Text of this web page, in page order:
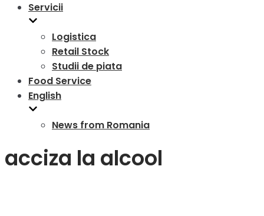
Servicii
Logistica
Retail Stock
Studii de piata
Food Service
English
News from Romania
acciza la alcool